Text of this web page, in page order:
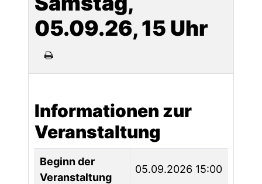
05.09.26, 15 Uhr
Informationen zur
Veranstaltung
Beginn der
Veranstaltung
05.09.2026 15:00